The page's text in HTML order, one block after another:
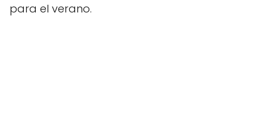
para el verano.